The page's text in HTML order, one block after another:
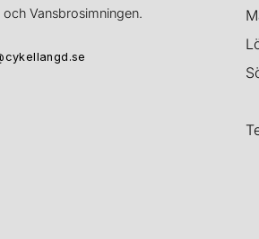
Vansbrosimningen.